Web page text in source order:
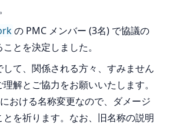
の PMC メンバー (3名) で協議の
とを決定しました。
て、関係される方々、すみません
解とご協力をお願いいたします。
おける名称変更なので、ダメージ
を祈ります。なお、旧名称の説明